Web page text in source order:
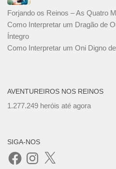
Forjando os Reinos – As Quatro
Como Interpretar um Dragão de
Íntegro
Como Interpretar um Oni Digno
AVENTUREIROS NOS REINOS
1.277.249 heróis até agora
SIGA-NOS
FacebookInstagram
X